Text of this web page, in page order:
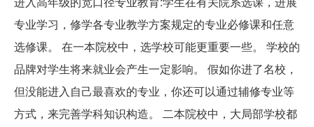
专业学习，修学各专业教学方案规定的专业必修课和任意
选修课。 在一本院校中，选学校可能更重要一些。 学校的
品牌对学生将来就业会产生一定影响。 假如你进了名校，
但没能进入自己最喜欢的专业，你还可以通过辅修专业等
方式，来完善学科知识构造。 二本院校中，大局部学校都